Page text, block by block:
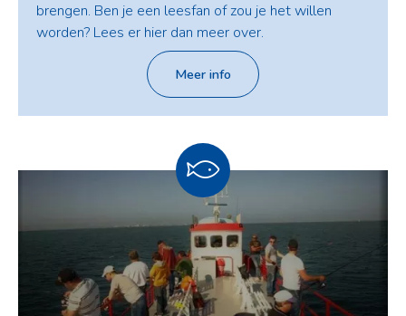
brengen. Ben je een leesfan of zou je het willen
worden? Lees er hier dan meer over.
Meer info